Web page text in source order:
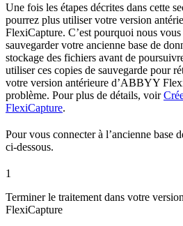
Une fois les étapes décrites dans cette
pourrez plus utiliser votre version
FlexiCapture. C’est pourquoi nous
sauvegarder votre ancienne base de
stockage des fichiers avant de
utiliser ces copies de sauvegarde pour
votre version antérieure d’ABBYY
problème. Pour plus de détails, voir
FlexiCapture.
Pour vous connecter à l’ancienne base
ci-dessous.
1
Terminer le traitement dans votre
FlexiCapture